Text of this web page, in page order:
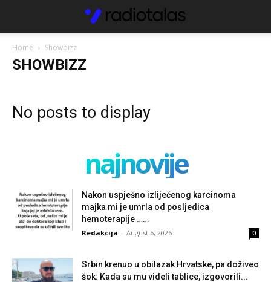
Home Showbizz
SHOWBIZZ
No posts to display
najnovije
Nakon uspješno izliječenog karcinoma
majka mi je umrla od posljedica
hemoterapije ……
Redakcija - August 6, 2026 0
Srbin krenuo u obilazak Hrvatske, pa doživeo
šok: Kada su mu videli tablice, izgovorili...